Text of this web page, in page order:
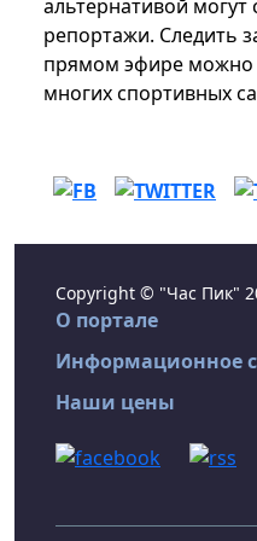
альтернативой могут
репортажи. Следить
прямом эфире можно
многих спортивных
Copyright © "Час Пик"
О портале
Информационное
Наши цены